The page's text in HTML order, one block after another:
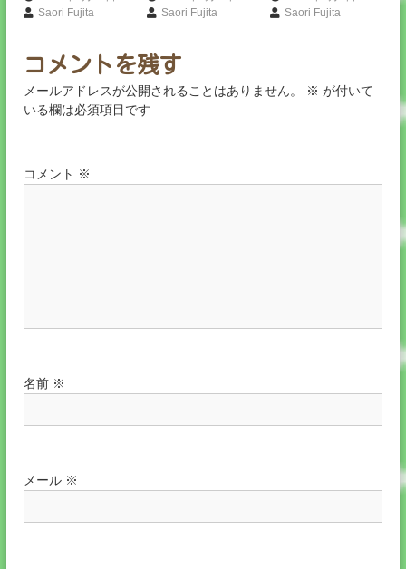
ー
シ
ョ
Saori Fujita
Saori Fujita
Saori Fujita
コメントを残す
メールアドレスが公開されることはありません。 ※ が付いて
いる欄は必須項目です
コメント ※
名前 ※
メール ※